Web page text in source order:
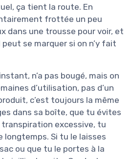
ça tient la route. En
frottée un peu
dans une trousse pour voir, et
se marquer si on n’y fait
n’a pas bougé, mais on
d’utilisation, pas d’un
c’est toujours la même
dans sa boîte, que tu évites
transpiration excessive, tu
longtemps. Si tu le laisses
ou que tu le portes à la